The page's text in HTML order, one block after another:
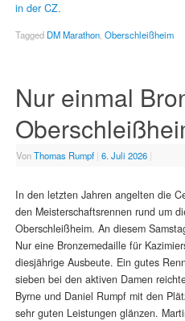
in der CZ.
Tagged DM Marathon, Oberschleißheim
Nur einmal
VonThomas Rumpf | 6. Juli 2026 |
In den letzten Jahren angelten die
den Meisterschaftsrennen rund um
Oberschleißheim. An diesem
Nur eine Bronzemedaille für
diesjährige Ausbeute. Ein gutes
sieben bei den aktiven Damen
Byrne und Daniel Rumpf mit den
sehr guten Leistungen glänzen.